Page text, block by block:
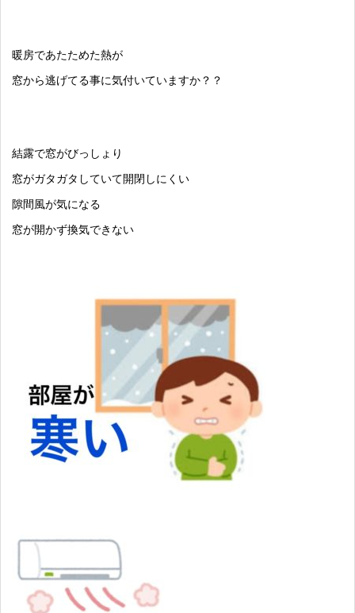
暖房であたためた熱が
窓から逃げてる事に気付いていますか？？
結露で窓がびっしょり
窓がガタガタしていて開閉しにくい
隙間風が気になる
窓が開かず換気できない